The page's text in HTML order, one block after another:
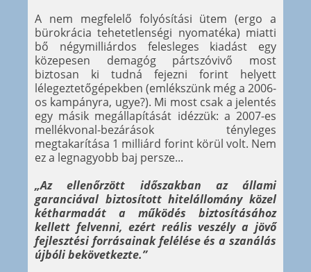
A nem megfelelő folyósítási ütem (ergo a
bürokrácia tehetetlenségi nyomatéka) miatti
bő négymilliárdos felesleges kiadást egy
közepesen demagóg pártszóvivő most
biztosan ki tudná fejezni forint helyett
lélegeztetőgépekben (emlékszünk még a 2006-
os kampányra, ugye?). Mi most csak a jelentés
egy másik megállapítását idézzük: a 2007-es
mellékvonal-bezárások tényleges
megtakarítása 1 milliárd forint körül volt. Nem
ez a legnagyobb baj persze...
„Az ellenőrzött időszakban az állami
garanciával biztosított hitelállomány közel
kétharmadát a működés biztosításához
kellett felvenni, ezért reális veszély a jövő
fejlesztési forrásainak felélése és a szanálás
újbóli bekövetkezte.”